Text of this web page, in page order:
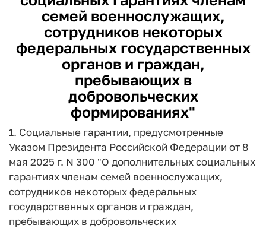
семей военнослужащих,
сотрудников некоторых
федеральных государственных
органов и граждан,
пребывающих в
добровольческих
формированиях"
1. Социальные гарантии, предусмотренные
Указом Президента Российской Федерации от 8
мая 2025 г. N 300 "О дополнительных социальных
гарантиях членам семей военнослужащих,
сотрудников некоторых федеральных
государственных органов и граждан,
пребывающих в добровольческих